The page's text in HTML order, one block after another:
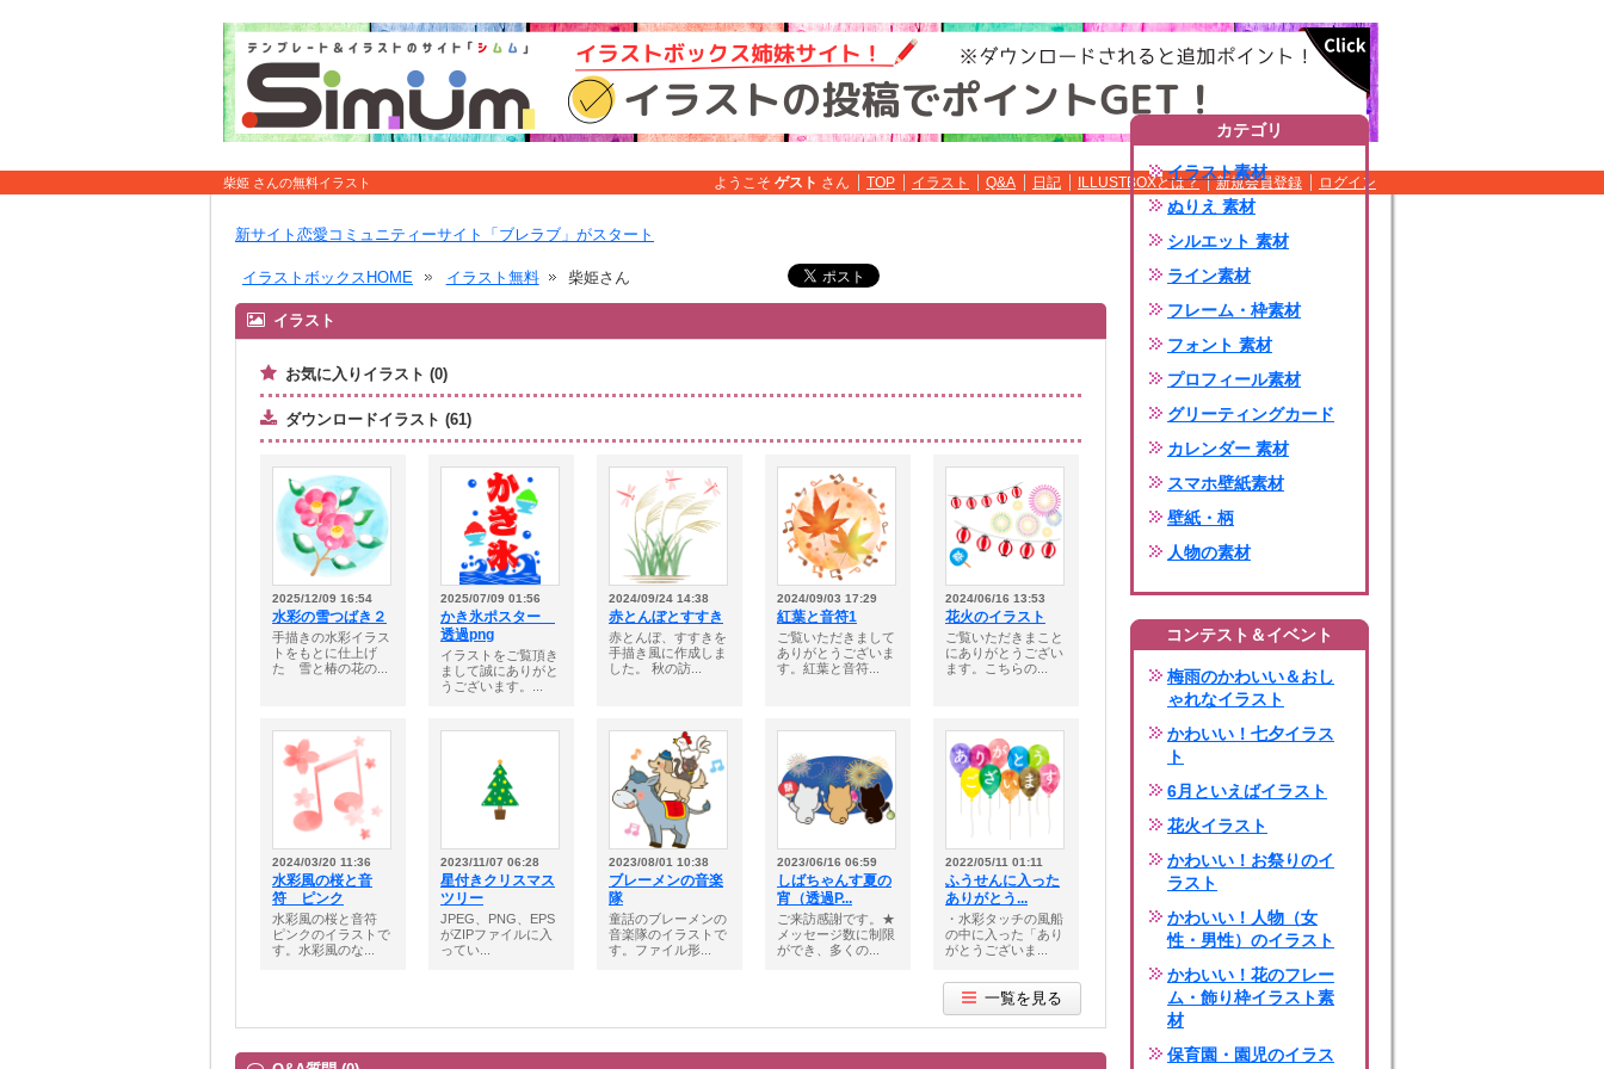
柴姫 さんの無料イラスト ようこそ ゲスト さん TOP イラスト Q&A 日記 ILLUSTBOXとは？ 新規会員登録 ログイン
新サイト恋愛コミュニティーサイト「ブレラブ」がスタート
イラストボックスHOME イラスト無料 柴姫さん
イラスト
お気に入りイラスト (0)
ダウンロードイラスト (61)
2025/12/09 16:54
水彩の雪つばき２
手描きの水彩イラス
トをもとに仕上げ
た 雪と椿の花の...
2025/07/09 01:56
かき氷ポスター
透過png
イラストをご覧頂き
まして誠にありがと
うございます。...
2024/09/24 14:38
赤とんぼとすすき
赤とんぼ、すすきを
手描き風に作成しま
した。 秋の訪...
2024/09/03 17:29
紅葉と音符1
ご覧いただきまして
ありがとうございま
す。紅葉と音符...
2024/06/16 13:53
花火のイラスト
ご覧いただきまこと
にありがとうござい
ます。こちらの...
2024/03/20 11:36
水彩風の桜と音
符 ピンク
水彩風の桜と音符
ピンクのイラストで
す。水彩風のな...
2023/11/07 06:28
星付きクリスマス
ツリー
JPEG、PNG、EPS
がZIPファイルに入
ってい...
2023/08/01 10:38
ブレーメンの音楽
隊
童話のブレーメンの
音楽隊のイラストで
す。ファイル形...
2023/06/16 06:59
しばちゃんす夏の
宵（透過P...
ご来訪感謝です。★
メッセージ数に制限
ができ、多くの...
2022/05/11 01:11
ふうせんに入った
ありがとう...
・水彩タッチの風船
の中に入った「あり
がとうございま...
一覧を見る
カテゴリ
イラスト素材
ぬりえ 素材
シルエット 素材
ライン素材
フレーム・枠素材
フォント 素材
プロフィール素材
グリーティングカード
カレンダー 素材
スマホ壁紙素材
壁紙・柄
人物の素材
コンテスト＆イベント
梅雨のかわいい＆おし
ゃれなイラスト
かわいい！七夕イラス
ト
6月といえばイラスト
花火イラスト
かわいい！お祭りのイ
ラスト
かわいい！人物（女
性・男性）のイラスト
かわいい！花のフレー
ム・飾り枠イラスト素
材
保育園・園児のイラス